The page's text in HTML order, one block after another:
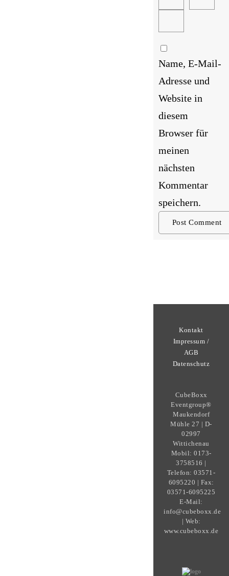
Name, E-Mail-
Adresse und
Website in
diesem
Browser für
meinen
nächsten
Kommentar
speichern.
Kontakt
Impressum /
AGB
Datenschutz
CubeBoxx
Eventgroup®
Maukendorf
Mühle 27 | D-
02997
Wittichenau
Mobil: 0173-
3758516 |
Telefon: 03571-
6095220 | Fax:
03571-6095225
E-Mail:
info@cubeboxx.de
| Web:
www.cubeboxx.de